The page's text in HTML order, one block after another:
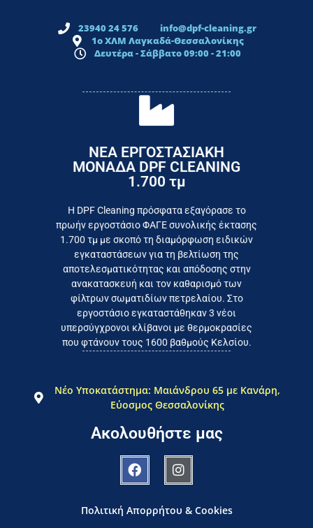
23940 24 576
info@dpf-cleaning.gr
1ο ΧΛΜ Λαγκαδά-Θεσσαλονίκης
Δευτέρα - Σάββατο 09:00 - 21:00
ΝΕΑ ΕΡΓΟΣΤΑΣΙΑΚΗ
ΜΟΝΑΔΑ DPF CLEANING
1.700 τμ
Η DPF Cleaning πρόσφατα εξαγόρασε το
πρωήν εργοστάσιο ΦΑΓΕ συνολικής έκτασης
1.700 τμ με σκοπό τη διαμόρφωση ειδικών
εγκαταστάσεων για τη βελτίωση της
αποτελεσματικότητας και απόδοσης στην
ανακατασκευή και τον καθαρισμό των
φίλτρων σωματιδίων πετρελαίου. Στο
εργοστάσιο εγκαταστάθηκαν 3 νέοι
υπερσύγχρονοι κλίβανοι με θερμοκρασίες
που φτάνουν τους 1600 βαθμούς Κελσίου.
Εργαζόμαστε καθημερινά για
το συμφέρον του τελικού
καταναλωτή
Νέο Υποκατάστημα: Μαιάνδρου 65 με Κανάρη,
Εύοσμος Θεσσαλονίκης
Ακολουθήστε μας
Πολιτική Απορρήτου & Cookies